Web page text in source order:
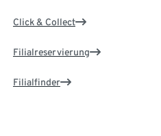
Click & Collect
Filialreservierung
Filialfinder